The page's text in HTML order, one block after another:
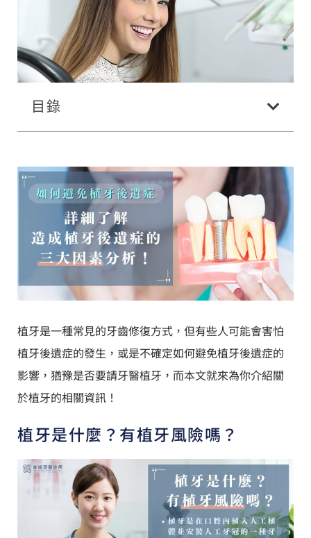
目錄
植牙是一種常見的牙齒修復方式，但有些人可能會害怕
植牙後遺症的發生，或是不確定如何避免植牙後遺症的
影響，猶豫是否要請牙醫植牙，而本文就來為你介紹關
於植牙的相關資訊！
植牙是什麼？有植牙風險嗎？